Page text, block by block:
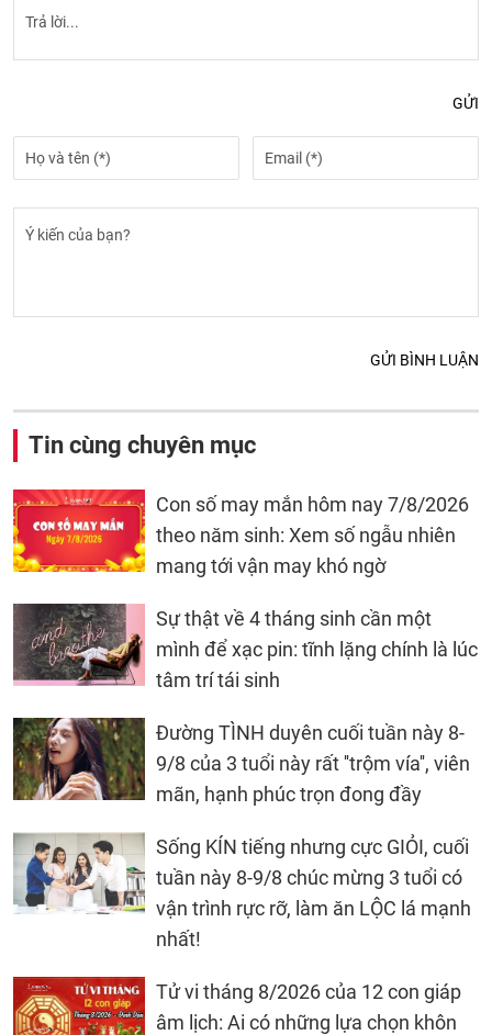
GỬI
GỬI BÌNH LUẬN
Tin cùng chuyên mục
Con số may mắn hôm nay 7/8/2026
theo năm sinh: Xem số ngẫu nhiên
mang tới vận may khó ngờ
Sự thật về 4 tháng sinh cần một
mình để xạc pin: tĩnh lặng chính là lúc
tâm trí tái sinh
Đường TÌNH duyên cuối tuần này 8-
9/8 của 3 tuổi này rất ''trộm vía'', viên
mãn, hạnh phúc trọn đong đầy
Sống KÍN tiếng nhưng cực GIỎI, cuối
tuần này 8-9/8 chúc mừng 3 tuổi có
vận trình rực rỡ, làm ăn LỘC lá mạnh
nhất!
Tử vi tháng 8/2026 của 12 con giáp
âm lịch: Ai có những lựa chọn khôn